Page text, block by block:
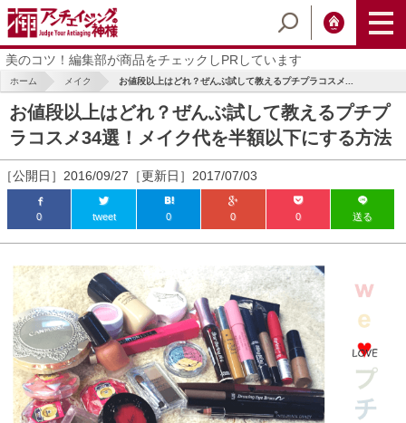
美のコツ！編集部が商品をチェックしPRしています
ホーム メイク お値段以上はどれ？ぜんぶ試して教えるプチプラコスメ...
お値段以上はどれ？ぜんぶ試して教えるプチプ
ラコスメ34選！メイク代を半額以下にする方法
［公開日］2016/09/27［更新日］2017/07/03
0 tweet 0 0 0 送る
antiaging/wp-
antiaging/wp-